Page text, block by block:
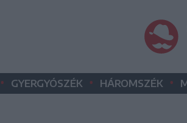
• GYERGYÓSZÉK • HÁROMSZÉK •